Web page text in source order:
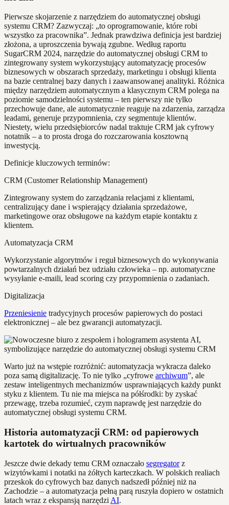
Pierwsze skojarzenie z narzędziem do automatycznej obsługi
systemu CRM? Zazwyczaj: „to oprogramowanie, które robi
wszystko za pracownika”. Jednak prawdziwa definicja jest bardziej
złożona, a uproszczenia bywają zgubne. Według raportu
SugarCRM 2024, narzędzie do automatycznej obsługi CRM to
zintegrowany system wykorzystujący automatyzację procesów
biznesowych w obszarach sprzedaży, marketingu i obsługi klienta
na bazie centralnej bazy danych i zaawansowanej analityki. Różnica
między narzędziem automatycznym a klasycznym CRM polega na
poziomie samodzielności systemu – ten pierwszy nie tylko
przechowuje dane, ale automatycznie reaguje na zdarzenia, zarządza
leadami, generuje przypomnienia, czy segmentuje klientów.
Niestety, wielu przedsiębiorców nadal traktuje CRM jak cyfrowy
notatnik – a to prosta droga do rozczarowania kosztowną
inwestycją.
Definicje kluczowych terminów:
CRM (Customer Relationship Management)
Zintegrowany system do zarządzania relacjami z klientami,
centralizujący dane i wspierający działania sprzedażowe,
marketingowe oraz obsługowe na każdym etapie kontaktu z
klientem.
Automatyzacja CRM
Wykorzystanie algorytmów i reguł biznesowych do wykonywania
powtarzalnych działań bez udziału człowieka – np. automatyczne
wysyłanie e-maili, lead scoring czy przypomnienia o zadaniach.
Digitalizacja
Przeniesienie tradycyjnych procesów papierowych do postaci
elektronicznej – ale bez gwarancji automatyzacji.
Warto już na wstępie rozróżnić: automatyzacja wykracza daleko
poza samą digitalizację. To nie tylko „cyfrowe archiwum”, ale
zestaw inteligentnych mechanizmów usprawniających każdy punkt
styku z klientem. Tu nie ma miejsca na półśrodki: by zyskać
przewagę, trzeba rozumieć, czym naprawdę jest narzędzie do
automatycznej obsługi systemu CRM.
Historia automatyzacji CRM: od papierowych
kartotek do wirtualnych pracowników
Jeszcze dwie dekady temu CRM oznaczało segregatorz
wizytówkami i notatki na żółtych karteczkach. W polskich realiach
przeskok do cyfrowych baz danych nadszedł później niż na
Zachodzie – a automatyzacja pełną parą ruszyła dopiero w ostatnich
latach wraz z ekspansją narzędzi AI.